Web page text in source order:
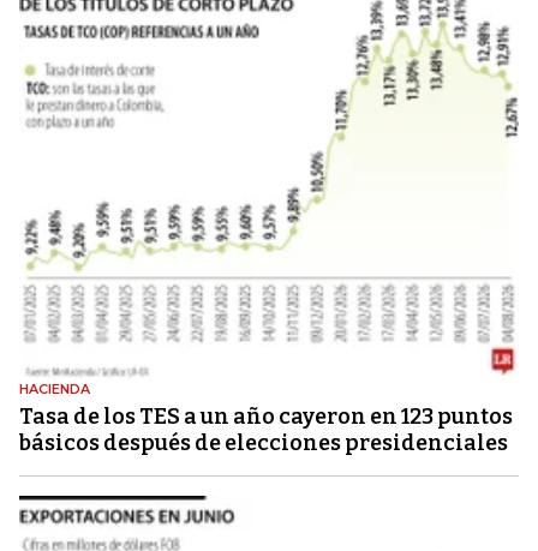
HACIENDA
Tasa de los TES a un año cayeron en 123 puntos
básicos después de elecciones presidenciales